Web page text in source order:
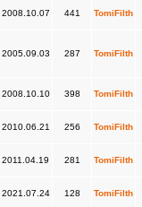
2008.10.07 441 TomiFilth
2005.09.03 287 TomiFilth
2008.10.10 398 TomiFilth
2010.06.21 256 TomiFilth
2011.04.19 281 TomiFilth
2021.07.24 128 TomiFilth